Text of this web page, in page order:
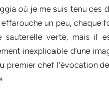
où je me suis tenu ces
un peu, chaque
verte, mais il
inexplicable d’une
chef l’évocation